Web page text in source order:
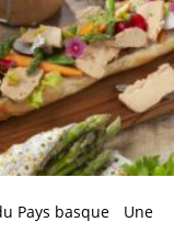
Pays basque Une